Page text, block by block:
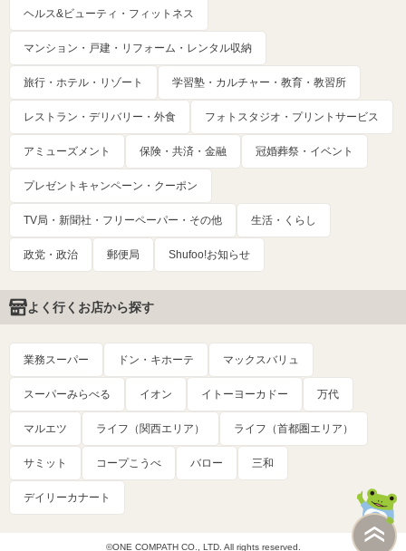
ヘルス&ビューティ・フィットネス
マンション・戸建・リフォーム・レンタル収納
旅行・ホテル・リゾート 学習塾・カルチャー・教育・教習所
レストラン・デリバリー・外食 フォトスタジオ・プリントサービス
アミューズメント 保険・共済・金融 冠婚葬祭・イベント
プレゼントキャンペーン・クーポン
TV局・新聞社・フリーペーパー・その他 生活・くらし
政党・政治 郵便局 Shufoo!お知らせ
よく行くお店から探す
業務スーパー ドン・キホーテ マックスバリュ
スーパーみらべる イオン イトーヨーカドー 万代
マルエツ ライフ（関西エリア） ライフ（首都圏エリア）
サミット コープこうべ バロー 三和
デイリーカナート
©ONE COMPATH CO., LTD. All rights reserved.